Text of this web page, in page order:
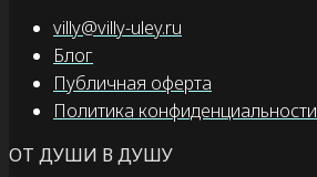
villy@villy-uley.ru
Блог
Публичная оферта
Политика конфиденциальности
ОТ ДУШИ В ДУШУ